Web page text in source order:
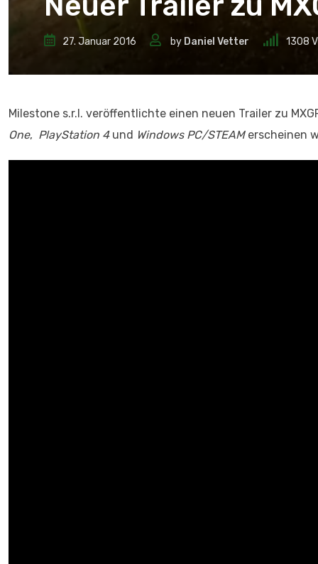
27. Januar 2016 by Daniel Vetter 1308
Milestone s.r.l. veröffentlichte einen neuen Trailer zu
One, PlayStation 4 und Windows PC/STEAM erscheinen